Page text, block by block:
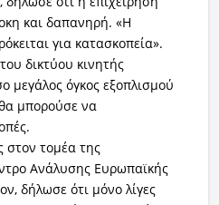
και δαπανηρή. «Η
για κατασκοπεία».
δικτύου κινητής
μεγάλος όγκος εξοπλισμού
μπορούσε να
στον τομέα της
Ανάλυσης Ευρωπαϊκής
δήλωσε ότι μόνο λίγες